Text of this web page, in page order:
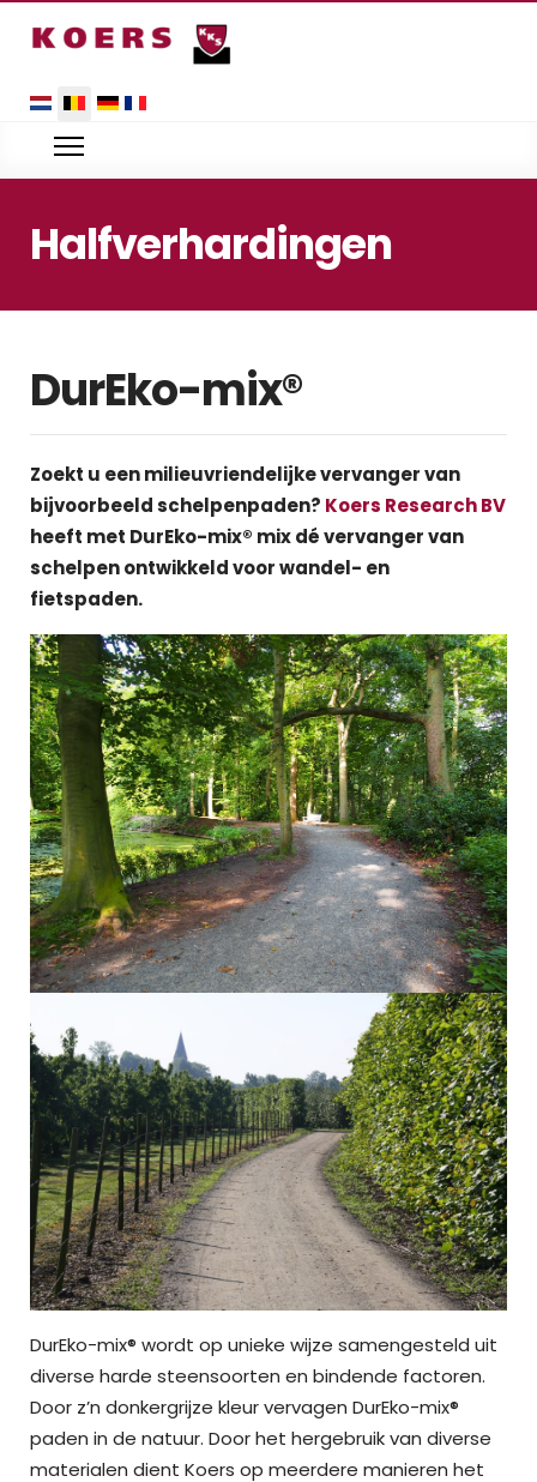
Selecteer uw taal
Halfverhardingen
DurEko-mix®
Zoekt u een milieuvriendelijke vervanger van
bijvoorbeeld schelpenpaden? Koers Research BV
heeft met DurEko-mix® mix dé vervanger van
schelpen ontwikkeld voor wandel- en
fietspaden.
DurEko-mix® wordt op unieke wijze samengesteld uit
diverse harde steensoorten en bindende factoren.
Door z’n donkergrijze kleur vervagen DurEko-mix®
paden in de natuur. Door het hergebruik van diverse
materialen dient Koers op meerdere manieren het